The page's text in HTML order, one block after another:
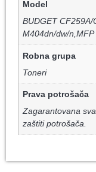
Model
BUDGET
M404dn/dw/
Robna grupa
Toneri
Prava potrošača
Zagarantovana
zaštiti potrošača.